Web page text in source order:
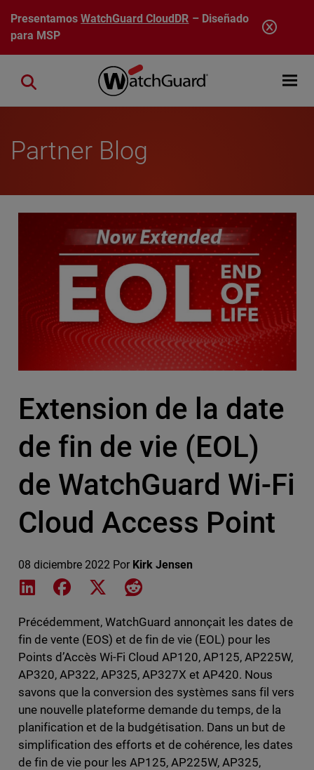
Pasar al contenido principal
PresentamosWatchGuard CloudDR – Diseñado
para MSP
Open
Close search
Partner Blog
Extension de la date
de fin de vie (EOL)
de WatchGuard Wi-Fi
Cloud Access Point
08 diciembre 2022 Por Kirk Jensen
Share on LinkedIn
Share on Facebook
Share on XShare on Reddit
Précédemment, WatchGuard annonçait les dates de
fin de vente (EOS) et de fin de vie (EOL) pour les
Points d’Accès Wi-Fi Cloud AP120, AP125, AP225W,
AP320, AP322, AP325, AP327X et AP420. Nous
savons que la conversion des systèmes sans fil vers
une nouvelle plateforme demande du temps, de la
planification et de la budgétisation. Dans un but de
simplification des efforts et de cohérence, les dates
de fin de vie pour les AP125, AP225W, AP325,